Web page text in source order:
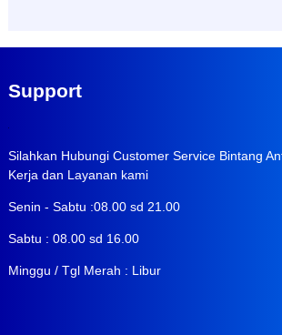
Support
Silahkan Hubungi Customer Service Bintang
Kerja dan Layanan kami
Senin - Sabtu :08.00 sd 21.00
Sabtu : 08.00 sd 16.00
Minggu / Tgl Merah : Libur